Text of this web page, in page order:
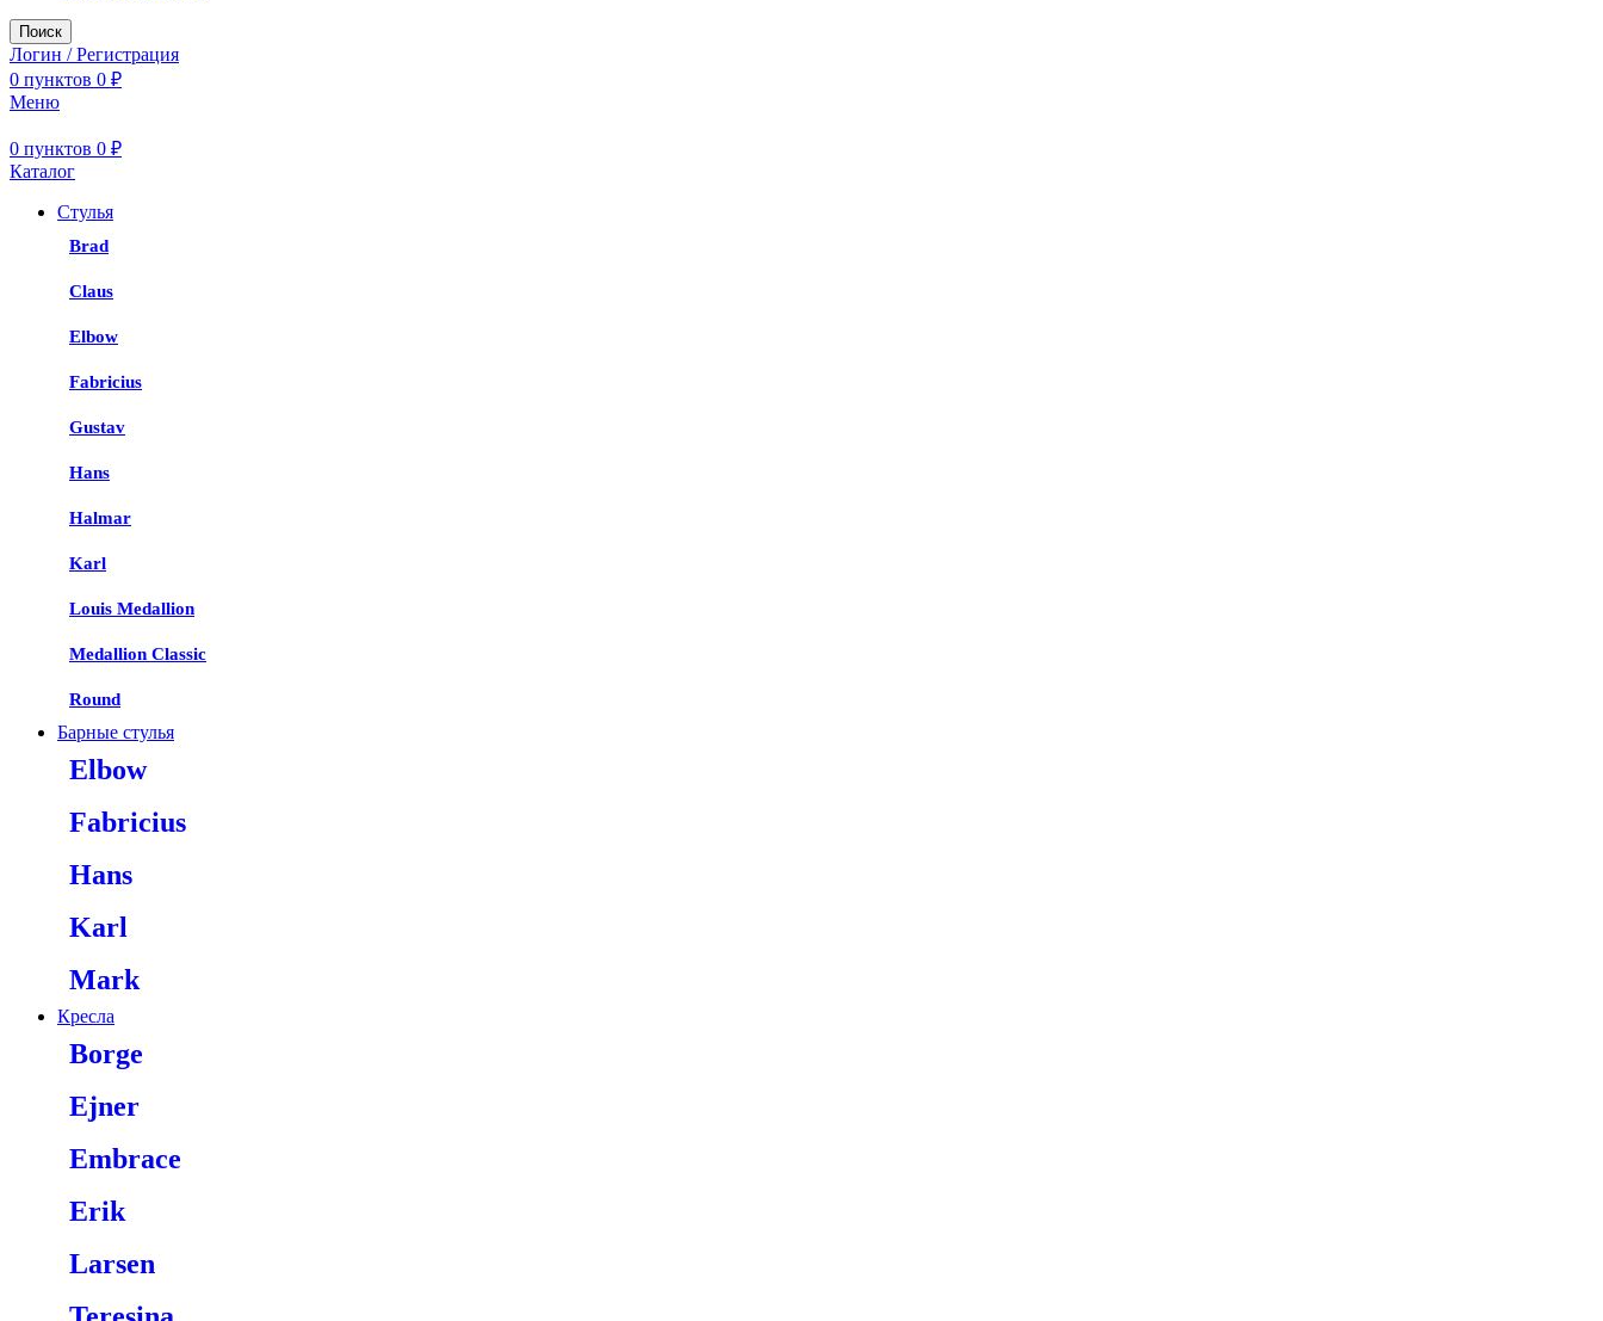
Поиск
Логин / Регистрация
0 пунктов 0 ₽
Меню
0 пунктов 0 ₽
Каталог
Стулья
Brad
Claus
Elbow
Fabricius
Gustav
Hans
Halmar
Karl
Louis Medallion
Medallion Classic
Round
Барные стулья
Elbow
Fabricius
Hans
Karl
Mark
Кресла
Borge
Ejner
Embrace
Erik
Larsen